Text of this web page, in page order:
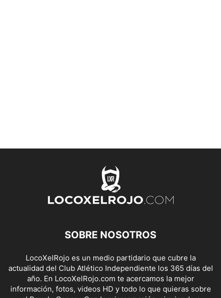
SOBRE NOSOTROS
LocoXelRojo es un medio partidario que cubre la
actualidad del Club Atlético Independiente los 365 días del
año. En LocoXelRojo.com te acercamos la mejor
información, fotos, videos HD y todo lo que quieras sobre